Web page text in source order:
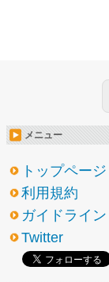
メニュー
トップページ
利用規約
ガイドライン
Twitter